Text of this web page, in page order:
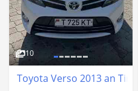
10
Toyota Verso 2013 an